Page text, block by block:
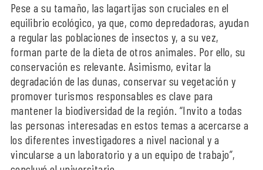
Pese a su tamaño, las lagartijas son cruciales en el
equilibrio ecológico, ya que, como depredadoras, ayudan
a regular las poblaciones de insectos y, a su vez,
forman parte de la dieta de otros animales. Por ello, su
conservación es relevante. Asimismo, evitar la
degradación de las dunas, conservar su vegetación y
promover turismos responsables es clave para
mantener la biodiversidad de la región. “Invito a todas
las personas interesadas en estos temas a acercarse a
los diferentes investigadores a nivel nacional y a
vincularse a un laboratorio y a un equipo de trabajo”,